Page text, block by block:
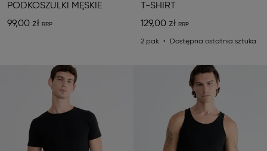
PODKOSZULKI MĘSKIE
99,00 zł
T-SHIRT
129,00 zł
2 pak Dostępna ostatnia sztuka